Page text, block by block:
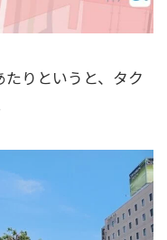
りというと、タク